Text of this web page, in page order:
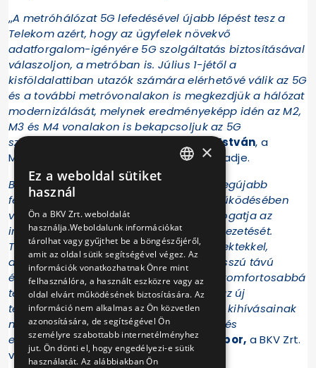
„A metróhálózat 5G lefedésével újabb lépést tesz a
Telekom azért, hogy az ügyfelek növekvő
adatforgalom-igényére 5G szolgáltatás biztosításával
válaszoljon, a metróban is. Július 1-jétől a
kisföldalattiban utazók számára elérhetővé válik az 5G
és a további metróvonalakon is megkezdjük a hálózat
modernizálását, melynek eredményeképp idén az M2,
M3 és M4 vonalakon is bekapcsoljuk az 5G
szolgáltatást.”
Dr. Taszner István, a
Magyar Telekom Mobile Access Tribe Leadje.
Budapest digitális infrastruktúrájának legújabb
fejlesztése a Telekom és a BKV együttműködésében
valósult meg. „A BKV elkötelezetten támogatja az
innovatív technológiai megoldások bevezetését.
Társaságunk szívesen társul olyan projektekkel,
amelyek újító szellemet képviselnek, hosszú távú
értéket teremtenek és kényelmesebbé, komfortosabbá
teszik az utazást. Hiszünk abban, hogy az új
technológiák kulcsfontosságúak a jövő kihívásainak
megoldásában és a fenntartható fejlődés
elősegítésében.”– tette hozzáBolla Tibor, a BKV Zrt.
vezérigazgatója.
×
Ez a weboldal sütiket
használ
Ön a BKV Zrt. weboldalát
használja.Weboldalunk információkat
tárolhat vagy gyűjthet be a böngészőjéről,
amit az oldal sütik segítségével végez. Az
információk vonatkozhatnak Önre mint
felhasználóra, a használt eszközre vagy az
oldal elvárt működésének biztosítására. Az
információ nem alkalmas az Ön közvetlen
azonosítására, de segítségével Ön
személyre szabottabb internetélményhez
jut. Ön dönti el, hogy engedélyezi-e sütik
használatát. Az alábbiakban Ön